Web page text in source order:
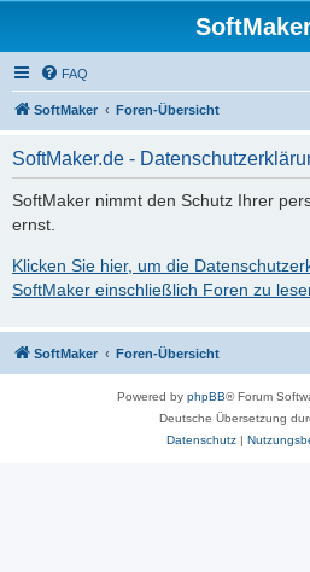
FAQ
SoftMaker Foren-Übersicht
SoftMaker.de -
SoftMaker nimmt den Schutz Ihrer
ernst.
Klicken Sie hier, um die
SoftMaker einschließlich Foren zu
SoftMaker Foren-Übersicht
Powered by phpBB® Forum
Deutsche Übersetzung
Datenschutz|